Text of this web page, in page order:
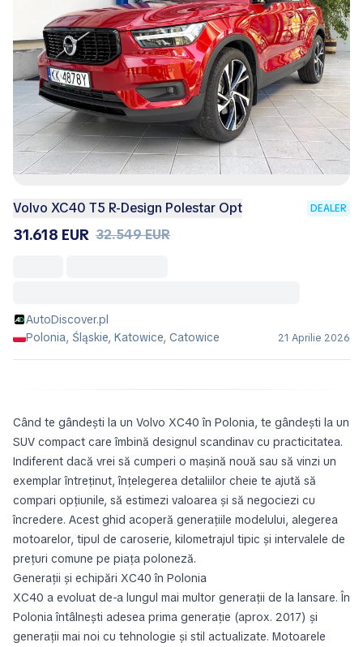
Volvo XC40 T5 R-Design Polestar Opt DEALER
31.618 EUR 32.549 EUR
AutoDiscover.pl
Polonia, Śląskie, Katowice, Catowice
21 Aprilie 2026
Când te gândești la un Volvo XC40 în Polonia, te gândești la un
SUV compact care îmbină designul scandinav cu practicitatea.
Indiferent dacă vrei să cumperi o mașină nouă sau să vinzi un
exemplar întreținut, înțelegerea detaliilor cheie te ajută să
compari opțiunile, să estimezi valoarea și să negociezi cu
încredere. Acest ghid acoperă generațiile modelului, alegerea
motoarelor, tipul de caroserie, kilometrajul tipic și intervalele de
prețuri comune pe piața poloneză.
Generații și echipări XC40 în Polonia
XC40 a evoluat de-a lungul mai multor generații de la lansare. În
Polonia întâlnești adesea prima generație (aprox. 2017) și
generații mai noi cu tehnologie și stil actualizate. Motoarele